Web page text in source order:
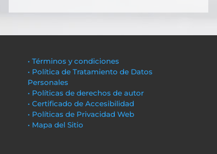
• Términos y condiciones
• Política de Tratamiento de Datos
Personales
• Políticas de derechos de autor
• Certificado de Accesibilidad
• Políticas de Privacidad Web
• Mapa del Sitio